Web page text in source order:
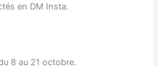
en DM Insta.
8 au 21 octobre.